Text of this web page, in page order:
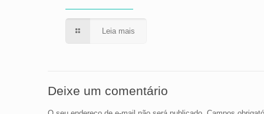
Leia mais
Deixe um comentário